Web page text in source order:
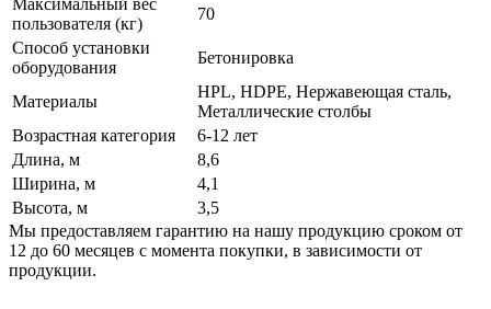
пользователя (кг)
70
Способ установки
оборудования
Бетонировка
Материалы
HPL, HDPE, Нержавеющая сталь,
Металлические столбы
Возрастная категория
6-12 лет
Длина, м
8,6
Ширина, м
4,1
Высота, м
3,5
Мы предоставляем гарантию на нашу продукцию сроком от
12 до 60 месяцев с момента покупки, в зависимости от
продукции.